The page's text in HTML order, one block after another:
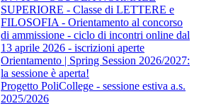
SUPERIORE - Classe di LETTERE e
FILOSOFIA - Orientamento al concorso
di ammissione - ciclo di incontri online dal
13 aprile 2026 - iscrizioni aperte
Orientamento | Spring Session 2026/2027:
la sessione è aperta!
Progetto PoliCollege - sessione estiva a.s.
2025/2026